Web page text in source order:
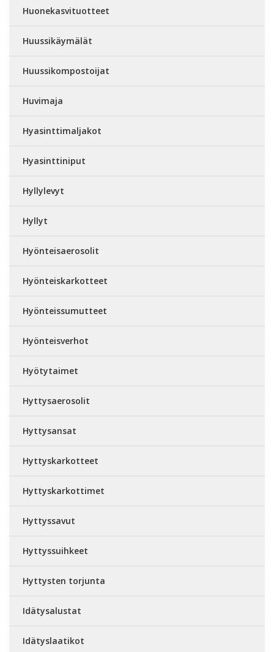
Huonekasvituotteet
Huussikäymälät
Huussikompostoijat
Huvimaja
Hyasinttimaljakot
Hyasinttiniput
Hyllylevyt
Hyllyt
Hyönteisaerosolit
Hyönteiskarkotteet
Hyönteissumutteet
Hyönteisverhot
Hyötytaimet
Hyttysaerosolit
Hyttysansat
Hyttyskarkotteet
Hyttyskarkottimet
Hyttyssavut
Hyttyssuihkeet
Hyttysten torjunta
Idätysalustat
Idätyslaatikot